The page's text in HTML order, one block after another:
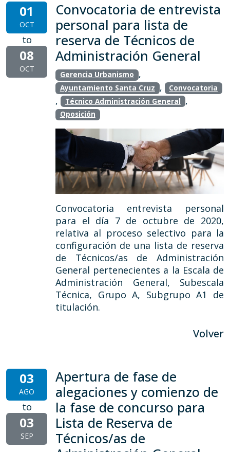
01
OCT
to
08
OCT
Convocatoria de entrevista
personal para lista de
reserva de Técnicos de
Administración General
Gerencia Urbanismo ,
Ayuntamiento Santa Cruz , Convocatoria
, Técnico Administración General ,
Oposición
Convocatoria entrevista personal
para el día 7 de octubre de 2020,
relativa al proceso selectivo para la
configuración de una lista de reserva
de Técnicos/as de Administración
General pertenecientes a la Escala de
Administración General, Subescala
Técnica, Grupo A, Subgrupo A1 de
titulación.
Volver
03
AGO
to
03
SEP
Apertura de fase de
alegaciones y comienzo de
la fase de concurso para
Lista de Reserva de
Técnicos/as de